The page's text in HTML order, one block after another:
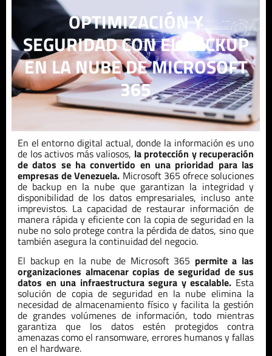
OPTIMIZACIÓN Y
SEGURIDAD CON EL BACKUP
EN LA NUBE DE MICROSOFT
365
En el entorno digital actual, donde la información es uno
de los activos más valiosos, la protección y recuperación
de datos se ha convertido en una prioridad para las
empresas deVenezuela. Microsoft 365 ofrece soluciones
de backup en la nube que garantizan la integridad y
disponibilidad de los datos empresariales, incluso ante
imprevistos. La capacidad de restaurar información de
manera rápida y eficiente con la copia de seguridad en la
nube no solo protege contra la pérdida de datos, sino que
también asegura la continuidad del negocio.
El backup en la nube de Microsoft 365 permite a las
organizaciones almacenar copias de seguridad de sus
datos en una infraestructura segura y escalable. Esta
solución de copia de seguridad en la nube elimina la
necesidad de almacenamiento físico y facilita la gestión
de grandes volúmenes de información, todo mientras
garantiza que los datos estén protegidos contra
amenazas como el ransomware, errores humanos y fallas
en el hardware.